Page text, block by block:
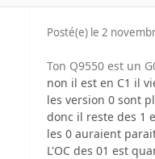
Posté(e) le 2
Ton Q9550 est un
non il est en C1 il
les version 0 sont
donc il reste des 1
les 0 auraient
L'OC des 01 est